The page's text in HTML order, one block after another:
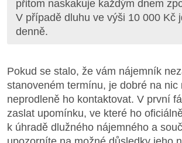
přitom naskakuje každým dnem
V případě dluhu ve výši 10 000 Kč
denně.
Pokud se stalo, že vám nájemník
stanoveném termínu, je dobré na nic
neprodleně ho kontaktovat. V první
zaslat upomínku, ve které ho
k úhradě dlužného nájemného a